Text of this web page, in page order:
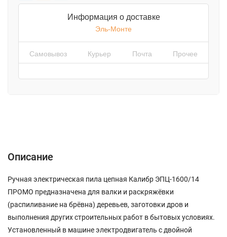
Информация о доставке
Эль-Монте
Самовывоз Курьер Почта Прочее
Описание
Ручная электрическая пила цепная Калибр ЭПЦ-1600/14
ПРОМО предназначена для валки и раскряжёвки
(распиливание на брёвна) деревьев, заготовки дров и
выполнения других строительных работ в бытовых условиях.
Установленный в машине электродвигатель с двойной